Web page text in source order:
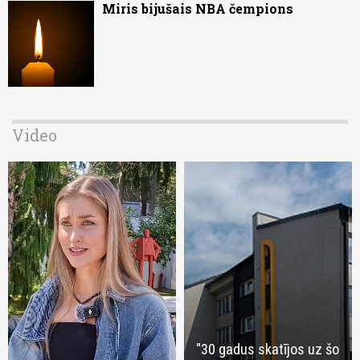
Miris bijušais NBA čempions
Video
"30 gadus skatījos uz šo